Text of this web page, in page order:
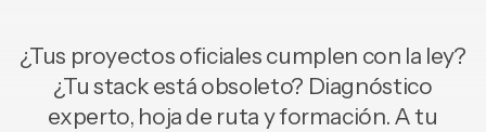
¿Tus proyectos oficiales cumplen con la ley?
¿Tu stack está obsoleto? Diagnóstico
experto, hoja de ruta y formación. A tu